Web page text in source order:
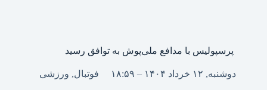
پرسپولیس با مدافع ملی‌پوش به توافق رسید
دوشنبه, ۱۲ خرداد ۱۴۰۴ – ۱۸:۵۹ فوتبال, ورزشی